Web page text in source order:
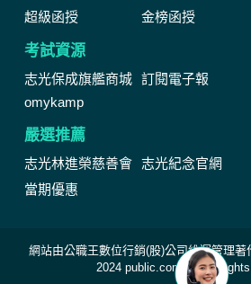
超級函授 金榜函授
考試資源
志光保成旗艦商城 訂閱電子報
omykamp
嚴選推薦
志光林進榮慈善會 志光紀念官網
當期優惠
網站由公職王數位行銷(股)公司維運管理
2024 public.com.tw All Rights